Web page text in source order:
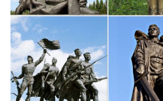
Посещение сайта Glass-
фигурки из цветного стекла
ваше согласие с этим
собаки 2018 (01.12.17). Что
художественного стекла?
Фигурки животных в интерьере